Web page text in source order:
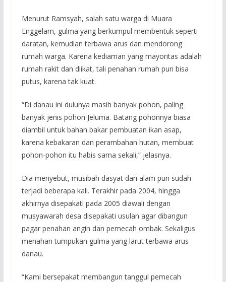
Menurut Ramsyah, salah satu warga di Muara
Enggelam, gulma yang berkumpul membentuk seperti
daratan, kemudian terbawa arus dan mendorong
rumah warga. Karena kediaman yang mayoritas adalah
rumah rakit dan diikat, tali penahan rumah pun bisa
putus, karena tak kuat.
“Di danau ini dulunya masih banyak pohon, paling
banyak jenis pohon Jeluma. Batang pohonnya biasa
diambil untuk bahan bakar pembuatan ikan asap,
karena kebakaran dan perambahan hutan, membuat
pohon-pohon itu habis sama sekali,” jelasnya.
Dia menyebut, musibah dasyat dari alam pun sudah
terjadi beberapa kali. Terakhir pada 2004, hingga
akhirnya disepakati pada 2005 diawali dengan
musyawarah desa disepakati usulan agar dibangun
pagar penahan angin dan pemecah ombak. Sekaligus
menahan tumpukan gulma yang larut terbawa arus
danau.
“Kami bersepakat membangun tanggul pemecah